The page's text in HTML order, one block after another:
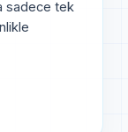
sadece tek